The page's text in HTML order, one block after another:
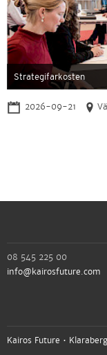
Strategifarkosten
2026-09-21
08 545 225 00
info@kairosfuture.com
Kairos Future •